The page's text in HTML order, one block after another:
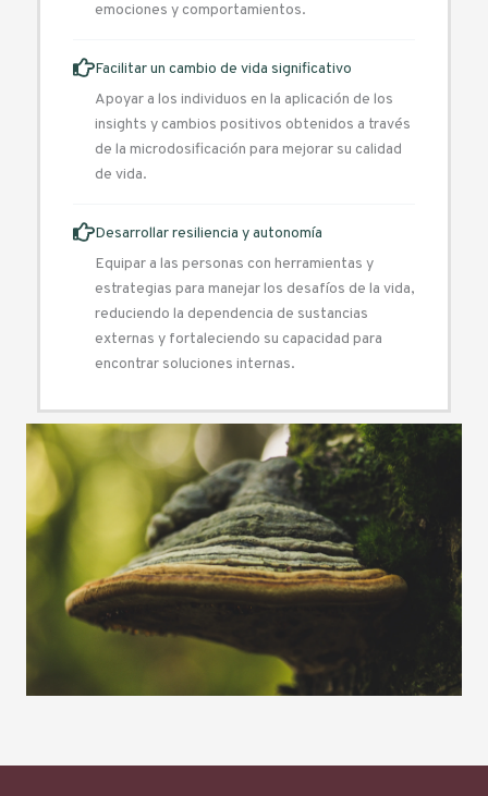
emociones y comportamientos.
Facilitar un cambio de vida significativo
Apoyar a los individuos en la aplicación de los
insights y cambios positivos obtenidos a través
de la microdosificación para mejorar su calidad
de vida.
Desarrollar resiliencia y autonomía
Equipar a las personas con herramientas y
estrategias para manejar los desafíos de la vida,
reduciendo la dependencia de sustancias
externas y fortaleciendo su capacidad para
encontrar soluciones internas.